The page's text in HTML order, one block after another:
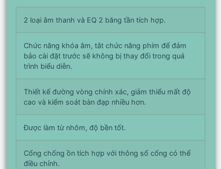
2 loại âm thanh và EQ 2 băng tần tích hợp.
Chức năng khóa âm, tắt chức năng phím để đảm
bảo cài đặt trước sẽ không bị thay đổi trong quá
trình biểu diễn.
Thiết kế đường vòng chính xác, giảm thiểu mất độ
cao và kiểm soát bàn đạp nhiều hơn.
Được làm từ nhôm, độ bền tốt.
Cổng chống ồn tích hợp với thông số cổng có thể
điều chỉnh.